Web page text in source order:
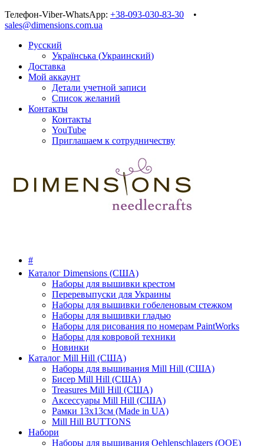
Телефон-Viber-WhatsApp: +38-093-030-83-30 •
sales@dimensions.com.ua
Русский
Українська (Украинский)
Доставка
Мой аккаунт
Детали учетной записи
Список желаний
Контакты
Контакты
YouTube
Приглашаем к сотрудничеству
#
Каталог Dimensions (США)
Наборы для вышивки крестом
Переревыпуски для Украины
Наборы для вышивки гобеленовым стежком
Наборы для вышивки гладью
Наборы для рисования по номерам PaintWorks
Наборы для ковровой техники
Новинки
Каталог Mill Hill (США)
Наборы для вышивания Mill Hill (США)
Бисер Mill Hill (США)
Treasures Mill Hill (США)
Аксессуары Mill Hill (США)
Рамки 13х13см (Made in UA)
Mill Hill BUTTONS
Набори
Наборы для вышивания Oehlenschlagers (OOE)